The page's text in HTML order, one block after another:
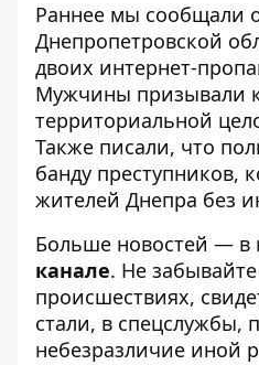
Раннее мы сообщали
Днепропетровской
двоих интернет-
Мужчины призывали
территориальной
Также писали, что
банду преступников,
жителей Днепра без
Больше новостей — в
канале. Не
происшествиях,
стали, в спецслужбы,
небезразличие иной